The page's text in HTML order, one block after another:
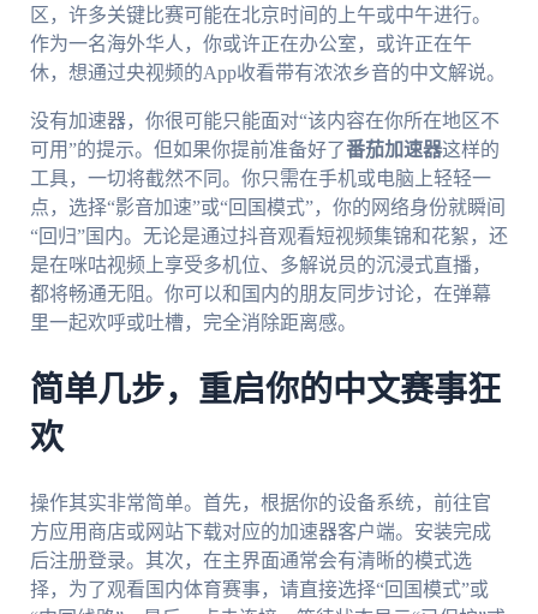
区，许多关键比赛可能在北京时间的上午或中午进行。
作为一名海外华人，你或许正在办公室，或许正在午
休，想通过央视频的App收看带有浓浓乡音的中文解说。
没有加速器，你很可能只能面对“该内容在你所在地区不
可用”的提示。但如果你提前准备好了番茄加速器这样的
工具，一切将截然不同。你只需在手机或电脑上轻轻一
点，选择“影音加速”或“回国模式”，你的网络身份就瞬间
“回归”国内。无论是通过抖音观看短视频集锦和花絮，还
是在咪咕视频上享受多机位、多解说员的沉浸式直播，
都将畅通无阻。你可以和国内的朋友同步讨论，在弹幕
里一起欢呼或吐槽，完全消除距离感。
简单几步，重启你的中文赛事狂
欢
操作其实非常简单。首先，根据你的设备系统，前往官
方应用商店或网站下载对应的加速器客户端。安装完成
后注册登录。其次，在主界面通常会有清晰的模式选
择，为了观看国内体育赛事，请直接选择“回国模式”或